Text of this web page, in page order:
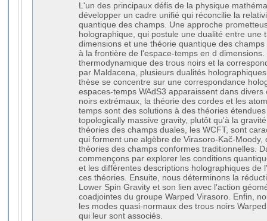
L'un des principaux défis de la physique
développer un cadre unifié qui réconcilie la
quantique des champs. Une approche
holographique, qui postule une dualité entre une
dimensions et une théorie quantique des
à la frontière de l'espace-temps en d
thermodynamique des trous noirs et la
par Maldacena, plusieurs dualités
thèse se concentre sur une correspondance
espaces-temps WAdS3 apparaissent dans
noirs extrémaux, la théorie des cordes et les
temps sont des solutions à des théories
topologically massive gravity, plutôt qu'à la
théories des champs duales, les WCFT, sont
qui forment une algèbre de Virasoro-Kač-Moody,
théories des champs conformes traditionnelles.
commençons par explorer les conditions
et les différentes descriptions holographiques de
ces théories. Ensuite, nous déterminons la
Lower Spin Gravity et son lien avec l'action
coadjointes du groupe Warped Virasoro. Enfin,
les modes quasi-normaux des trous noirs
qui leur sont associés.